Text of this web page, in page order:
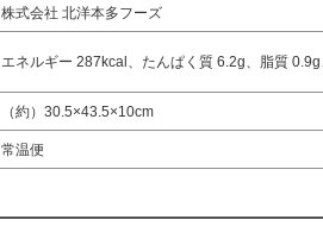
株式会社 北洋本多フーズ
エネルギー 287kcal、たんぱく質 6.2g、脂質
（約）30.5×43.5×10cm
常温便